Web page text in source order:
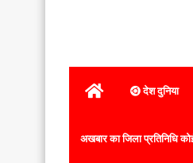
होम देश दुनिया
अखबार का जिला प्रतिनिधि